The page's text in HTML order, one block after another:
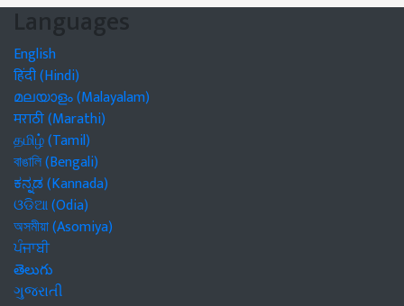
Languages
English
हिंदी (Hindi)
മലയാളം (Malayalam)
मराठी (Marathi)
தமிழ் (Tamil)
বাঙালি (Bengali)
ಕನ್ನಡ (Kannada)
ଓଡିଆ (Odia)
অসমীয়া (Asomiya)
ਪੰਜਾਬੀ
తెలుగు
ગુજરાતી